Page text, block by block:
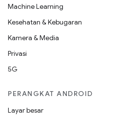
Machine Learning
Kesehatan & Kebugaran
Kamera & Media
Privasi
5G
PERANGKAT ANDROID
Layar besar